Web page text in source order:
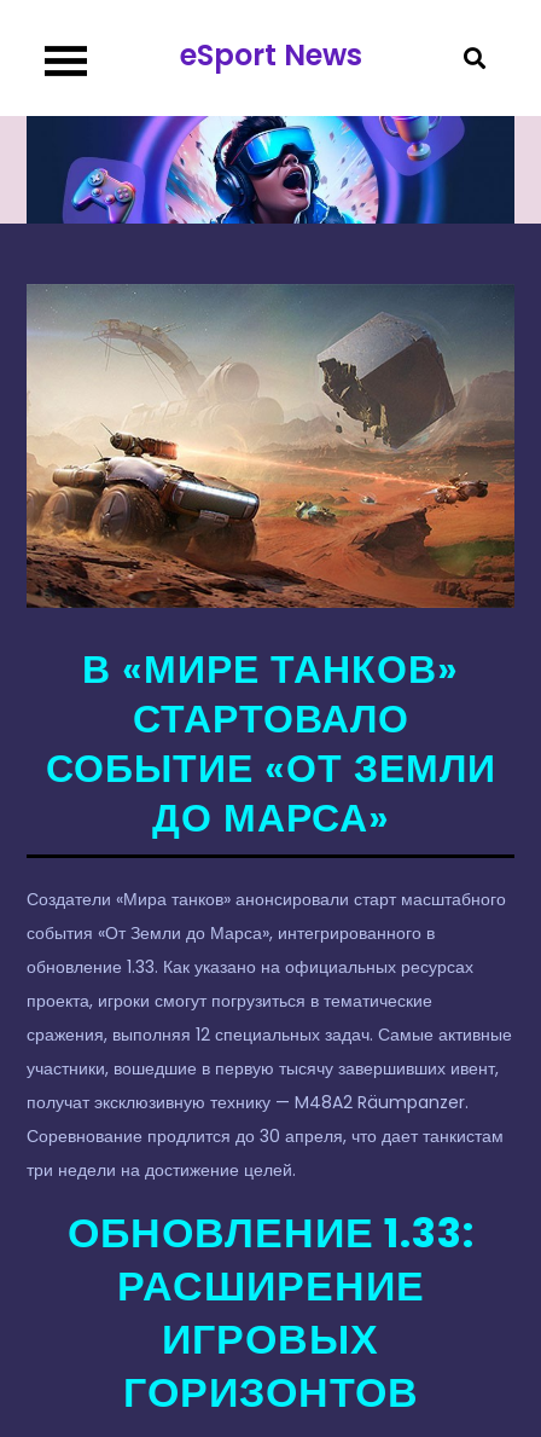
содержимому
eSport News
В «МИРЕ ТАНКОВ»
СТАРТОВАЛО
СОБЫТИЕ «ОТ ЗЕМЛИ
ДО МАРСА»
Создатели «Мира танков» анонсировали старт масштабного
события «От Земли до Марса», интегрированного в
обновление 1.33. Как указано на официальных ресурсах
проекта, игроки смогут погрузиться в тематические
сражения, выполняя 12 специальных задач. Самые активные
участники, вошедшие в первую тысячу завершивших ивент,
получат эксклюзивную технику — M48A2 Räumpanzer.
Соревнование продлится до 30 апреля, что дает танкистам
три недели на достижение целей.
ОБНОВЛЕНИЕ 1.33:
РАСШИРЕНИЕ
ИГРОВЫХ
ГОРИЗОНТОВ